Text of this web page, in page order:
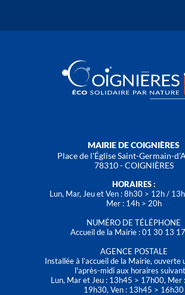
MAIRIE DE COIGNIÈRES
Place de l'Église Saint-Germain-
78310 - COIGNIÈRES
HORAIRES :
Lun, Mar, Jeu et Ven : 8h30 > 12h /
Mer : 14h > 20h
NUMÉRO DE TÉLÉPHONE
Accueil de la Mairie : 01 30 13
AGENCE POSTALE
Installée à l’accueil de la Mairie, ouverte
l'après-midi aux horaires
Lun, Mar et Jeu : 13h45 > 17h00, Mer
19h30, Ven : 13h45 > 16h30